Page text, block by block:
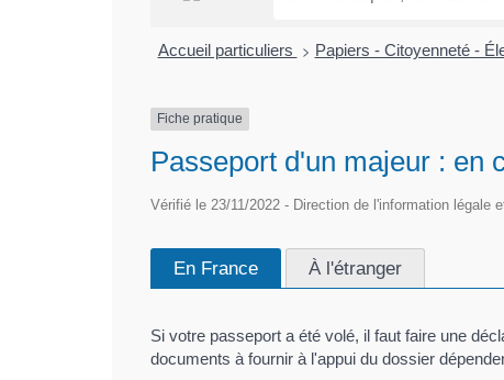
Accueil particuliers > Papiers - Citoyenneté -
Fiche pratique
Passeport d'un majeur : en
Vérifié le 23/11/2022 - Direction de l'information légale
En France À l'étranger
Si votre passeport a été volé, il faut faire une
documents à fournir à l'appui du dossier